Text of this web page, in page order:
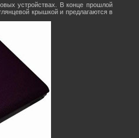
устройствах. В конце прошлой
крышкой и предлагаются в